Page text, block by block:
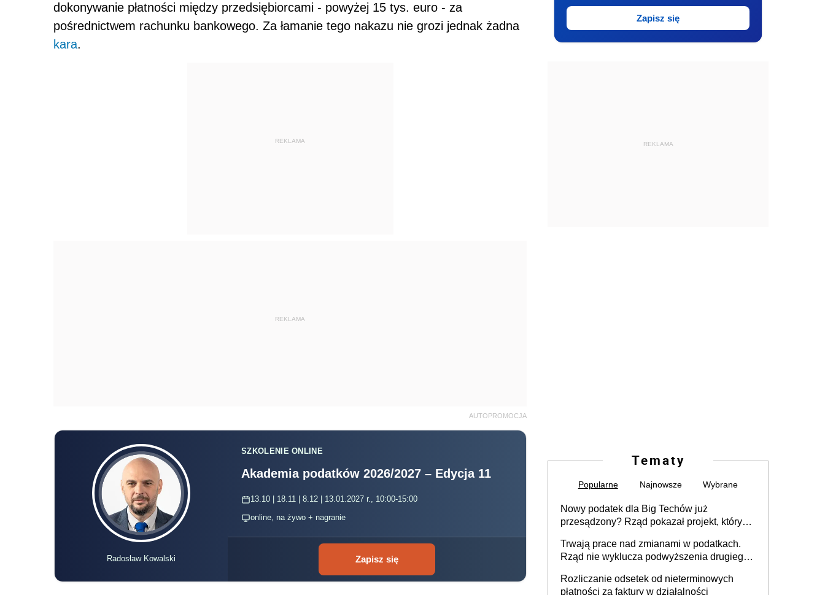
dokonywanie płatności między przedsiębiorcami - powyżej 15 tys. euro - za
pośrednictwem rachunku bankowego. Za łamanie tego nakazu nie grozi jednak żadna
kara.
REKLAMA
REKLAMA
AUTOPROMOCJA
Radosław Kowalski
SZKOLENIE ONLINE
Akademia podatków 2026/2027 – Edycja 11
13.10 | 18.11 | 8.12 | 13.01.2027 r., 10:00-15:00
online, na żywo + nagranie
Zapisz się
Zapisz się
REKLAMA
Tematy
Popularne Najnowsze Wybrane
Nowy podatek dla Big Techów już
przesądzony? Rząd pokazał projekt, który
Trwają prace nad zmianami w podatkach.
Rząd nie wyklucza podwyższenia drugiego
Rozliczanie odsetek od nieterminowych
płatności za faktury w działalności